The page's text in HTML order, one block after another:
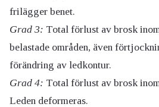
frilägger benet.
Grad 3: Total förlust av brosk
belastade områden, även
förändring av ledkontur.
Grad 4: Total förlust av brosk
Leden deformeras.